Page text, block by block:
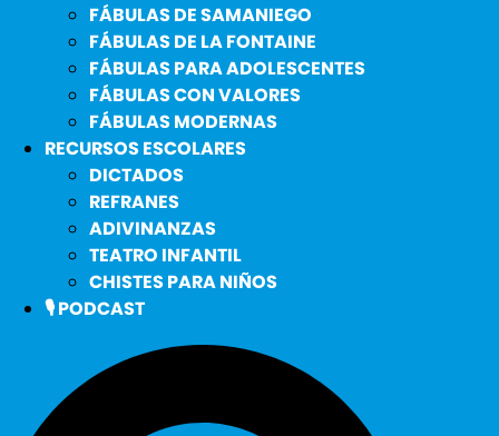
FÁBULAS DE SAMANIEGO
FÁBULAS DE LA FONTAINE
FÁBULAS PARA ADOLESCENTES
FÁBULAS CON VALORES
FÁBULAS MODERNAS
RECURSOS ESCOLARES
DICTADOS
REFRANES
ADIVINANZAS
TEATRO INFANTIL
CHISTES PARA NIÑOS
🎙️ PODCAST